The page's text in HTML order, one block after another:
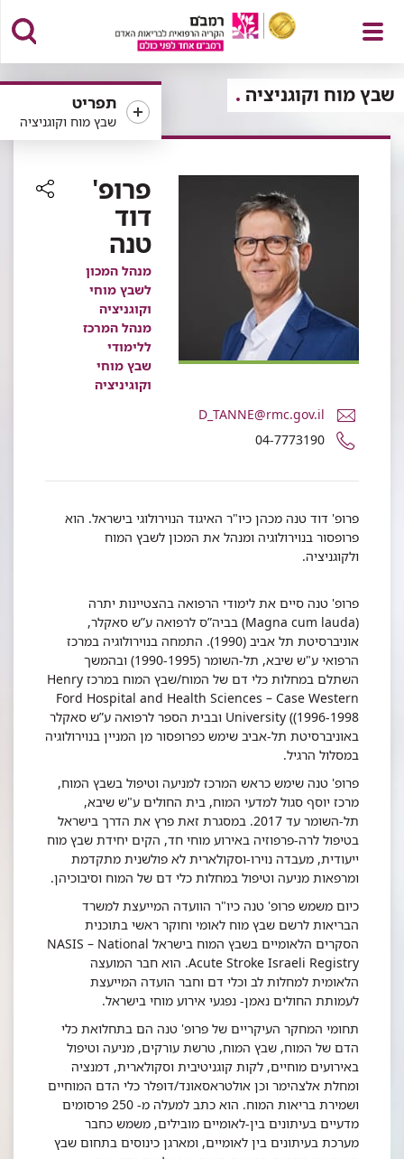
פתח
תפריט
תפריט
שבץ מוח וקוגניציה
שבץ מוח וקוגניציה
פרופ'
דוד
טנה
מנהל המכון
לשבץ מוחי
וקוגניציה
מנהל המרכז
ללימודי
שבץ מוחי
וקוגיניציה
דואר
אלקטרוני
פרופ'
טנה
D_TANNE@rmc.gov.il
מספר
טלפון
דוד
טנה
04-7773190
פרופ' דוד טנה מכהן כיו"ר האיגוד הנוירולוגי בישראל. הוא
פרופסור בנוירולוגיה ומנהל את המכון לשבץ המוח
ולקוגניציה.
פרופ' טנה סיים את לימודי הרפואה בהצטיינות יתרה
(Magna cum lauda) בביה”ס לרפואה ע”ש סאקלר,
אוניברסיטת תל אביב (1990). התמחה בנוירולוגיה במרכז
הרפואי ע"ש שיבא, תל-השומר (1990-1995) ובהמשך
השתלם במחלות כלי דם של המוח/שבץ המוח במרכז Henry
Ford Hospital and Health Sciences – Case Western
University ((1996-1998 ובבית הספר לרפואה ע”ש סאקלר
באוניברסיטת תל-אביב שימש כפרופסור מן המניין בנוירולוגיה
במסלול הרגיל.
פרופ' טנה שימש כראש המרכז למניעה וטיפול בשבץ המוח,
מרכז יוסף סגול למדעי המוח, בית החולים ע"ש שיבא,
תל-השומר עד 2017. במסגרת זאת פרץ את הדרך בישראל
בטיפול לרה-פרפוזיה באירוע מוחי חד, הקים יחידת שבץ מוח
ייעודית, מעבדה נוירו-וסקולארית לא פולשנית מתקדמת
ומרפאות מניעה וטיפול במחלות כלי דם של המוח וסיבוכיהן.
כיום משמש פרופ' טנה כיו"ר הוועדה המייעצת למשרד
הבריאות לרשם שבץ מוח לאומי וחוקר ראשי בתוכנית
הסקרים הלאומיים בשבץ המוח בישראל NASIS – National
Acute Stroke Israeli Registry. הוא חבר המועצה
הלאומית למחלות לב וכלי דם וחבר הועדה המייעצת
לעמותת החולים נאמן- נפגעי אירוע מוחי בישראל.
תחומי המחקר העיקריים של פרופ' טנה הם בתחלואת כלי
הדם של המוח, שבץ המוח, טרשת עורקים, מניעה וטיפול
באירועים מוחיים, לקות קוגניטיבית וסקולארית, דמנציה
ומחלת אלצהימר וכן אולטראסאונד/דופלר כלי הדם המוחיים
ושמירת בריאות המוח. הוא כתב למעלה מ- 250 פרסומים
מדעיים בעיתונים בין-לאומיים מובילים, משמש כחבר
מערכת בעיתונים בין לאומיים, ומארגן כינוסים בתחום שבץ